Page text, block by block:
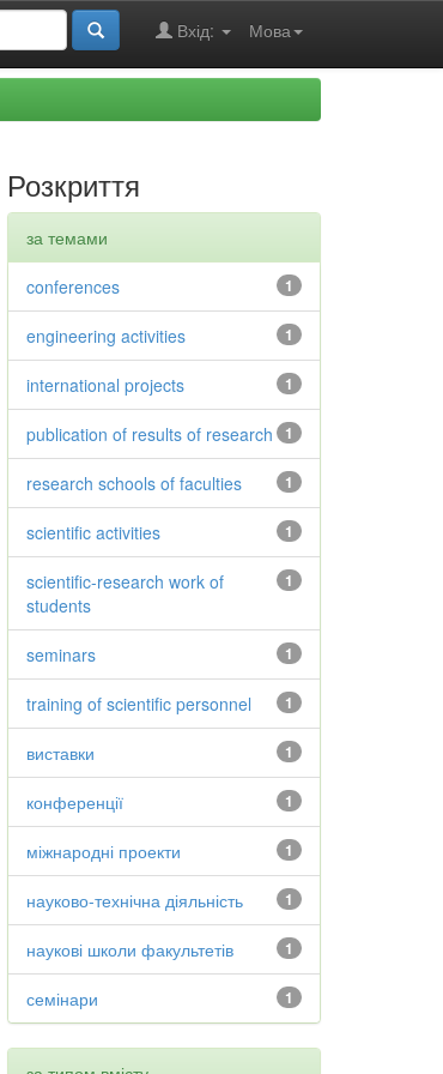
Мова
Вхід:
Розкриття
за темами
1
conferences
1
engineering activities
1
international projects
1
publication of results of research
1
research schools of faculties
1
scientific activities
1
scientific-research work of
students
1
seminars
1
training of scientific personnel
1
виставки
1
конференції
1
міжнародні проекти
1
науково-технічна діяльність
1
наукові школи факультетів
1
семінари